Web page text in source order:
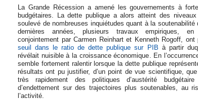
La Grande Récession a amené les gouvernements à
budgétaires. La dette publique a alors atteint des
soulevé de nombreuses inquiétudes quant à la
dernières années, plusieurs travaux empiriques,
conjointement par Carmen Reinhart et Kenneth Rogoff, ont
seuil dans le ratio de dette publique sur PIB à partir
révélait nuisible à la croissance économique. En
semble fortement ralentir lorsque la dette publique
résultats ont pu justifier, d’un point de vue scientifique,
très rapidement des politiques d’austérité
d’endettement sur des trajectoires plus soutenables, au
l’activité.